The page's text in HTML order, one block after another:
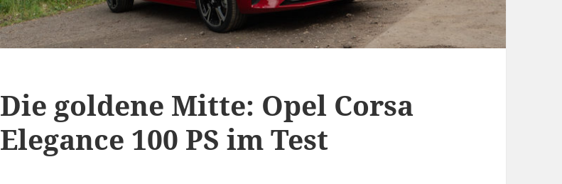
Die goldene Mitte: Opel Corsa
Elegance 100 PS im Test